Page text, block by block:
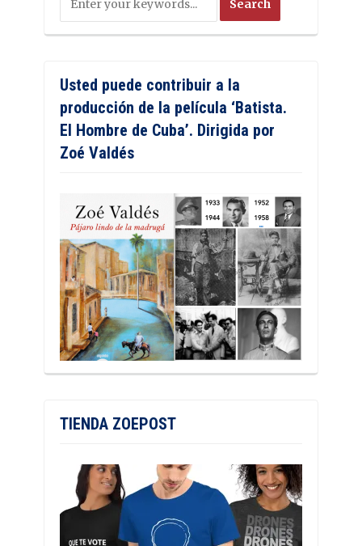
Usted puede contribuir a la
producción de la película ‘Batista.
El Hombre de Cuba’. Dirigida por
Zoé Valdés
TIENDA ZOEPOST